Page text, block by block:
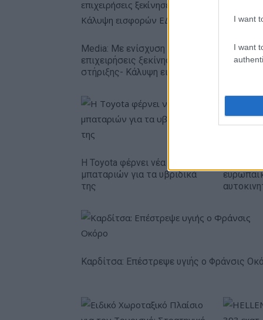
I want
I want
Media: Με ενίσχυση 8 εκατ. ευρώ σε 451
επιχειρήσεις ξεκίνησε το πρόγραμμα
στήριξης- Κάλυψη εισφορών ΕΔΟΕΑΠ
Η Toyota φέρνει νέα γενιά
μπαταριών για τα υβριδικά
της
Καρδίτσα: Επέστρεψε υγιής ο Φράνσις